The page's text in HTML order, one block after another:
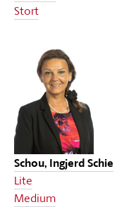
Stort
Schou, Ingjerd Schie
Lite
Medium